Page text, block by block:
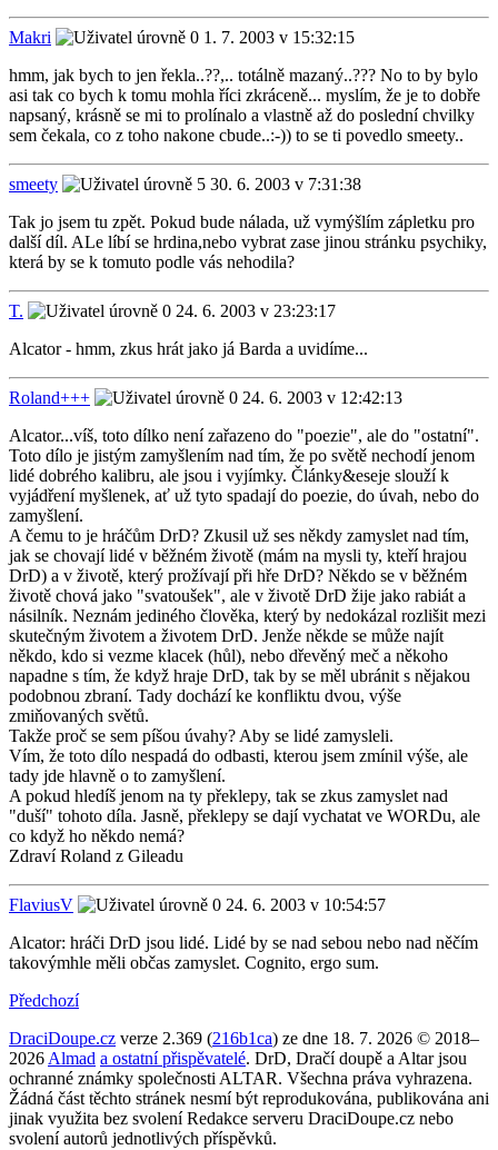
Makri
1. 7. 2003 v 15:32:15
hmm, jak bych to jen řekla..??,.. totálně mazaný..??? No to by bylo
asi tak co bych k tomu mohla říci zkráceně... myslím, že je to dobře
napsaný, krásně se mi to prolínalo a vlastně až do poslední chvilky
sem čekala, co z toho nakone cbude..:-)) to se ti povedlo smeety..
smeety
30. 6. 2003 v 7:31:38
Tak jo jsem tu zpět. Pokud bude nálada, už vymýšlím zápletku pro
další díl. ALe líbí se hrdina,nebo vybrat zase jinou stránku psychiky,
která by se k tomuto podle vás nehodila?
T.
24. 6. 2003 v 23:23:17
Alcator - hmm, zkus hrát jako já Barda a uvidíme...
Roland+++
24. 6. 2003 v 12:42:13
Alcator...víš, toto dílko není zařazeno do "poezie", ale do "ostatní".
Toto dílo je jistým zamyšlením nad tím, že po světě nechodí jenom
lidé dobrého kalibru, ale jsou i vyjímky. Články&eseje slouží k
vyjádření myšlenek, ať už tyto spadají do poezie, do úvah, nebo do
zamyšlení.
A čemu to je hráčům DrD? Zkusil už ses někdy zamyslet nad tím,
jak se chovají lidé v běžném životě (mám na mysli ty, kteří hrajou
DrD) a v životě, který prožívají při hře DrD? Někdo se v běžném
životě chová jako "svatoušek", ale v životě DrD žije jako rabiát a
násilník. Neznám jediného člověka, který by nedokázal rozlišit mezi
skutečným životem a životem DrD. Jenže někde se může najít
někdo, kdo si vezme klacek (hůl), nebo dřevěný meč a někoho
napadne s tím, že když hraje DrD, tak by se měl ubránit s nějakou
podobnou zbraní. Tady dochází ke konfliktu dvou, výše
zmiňovaných světů.
Takže proč se sem píšou úvahy? Aby se lidé zamysleli.
Vím, že toto dílo nespadá do odbasti, kterou jsem zmínil výše, ale
tady jde hlavně o to zamyšlení.
A pokud hledíš jenom na ty překlepy, tak se zkus zamyslet nad
"duší" tohoto díla. Jasně, překlepy se dají vychatat ve WORDu, ale
co když ho někdo nemá?
Zdraví Roland z Gileadu
FlaviusV
24. 6. 2003 v 10:54:57
Alcator: hráči DrD jsou lidé. Lidé by se nad sebou nebo nad něčím
takovýmhle měli občas zamyslet. Cognito, ergo sum.
Předchozí
DraciDoupe.cz verze 2.369 (216b1ca) ze dne 18. 7. 2026 © 2018–
2026 Almad a ostatní přispěvatelé. DrD, Dračí doupě a Altar jsou
ochranné známky společnosti ALTAR. Všechna práva vyhrazena.
Žádná část těchto stránek nesmí být reprodukována, publikována ani
jinak využita bez svolení Redakce serveru DraciDoupe.cz nebo
svolení autorů jednotlivých příspěvků.